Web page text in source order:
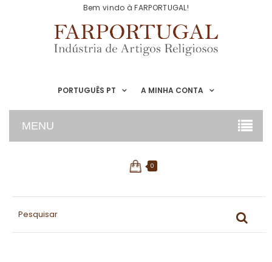
PORTUGUÊS PT
Bem vindo à FARPORTUGAL!
A MINHA CONTA
MENU
0